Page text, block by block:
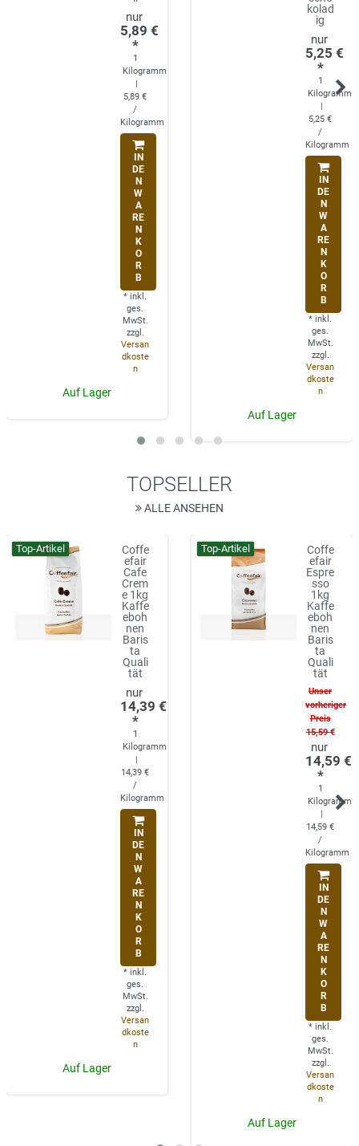
5,89 €
*
1
Kilogramm
|
5,89 €
/
Kilogramm
IN
DE
N
W
A
RE
N
K
O
R
B
* inkl.
ges.
MwSt.
zzgl.
Versan
dkoste
n
Auf Lager
kolad
ig
5,25 €
*
1
Kilogramm
|
5,25 €
/
Kilogramm
IN
DE
N
W
A
RE
N
K
O
R
B
* inkl.
ges.
MwSt.
zzgl.
Versan
dkoste
n
Auf Lager
TOPSELLER
ALLE ANSEHEN
Top-Artikel
Coffe
efair
Cafe
Crem
e 1kg
Kaffe
eboh
nen
Baris
ta
Quali
tät
14,39 €
*
1
Kilogramm
|
14,39 €
/
Kilogramm
IN
DE
N
W
A
RE
N
K
O
R
B
* inkl.
ges.
MwSt.
zzgl.
Versan
dkoste
n
Auf Lager
Top-Artikel
Coffe
efair
Espre
sso
1kg
Kaffe
eboh
nen
Baris
ta
Quali
tät
Unser
vorheriger
Preis
15,59 €
14,59 €
*
1
Kilogramm
|
14,59 €
/
Kilogramm
IN
DE
N
W
A
RE
N
K
O
R
B
* inkl.
ges.
MwSt.
zzgl.
Versan
dkoste
n
Auf Lager